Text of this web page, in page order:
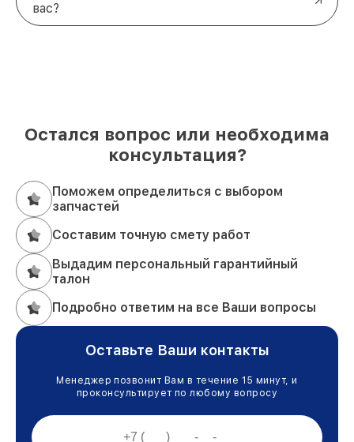
вас?
Остался вопрос или необходима
консультация?
Поможем определиться с выбором
запчастей
Составим точную смету работ
Выдадим персональный гарантийный
талон
Подробно ответим на все Ваши вопросы
Оставьте Ваши контакты
Менеджер позвонит Вам в течение 15 минут, и
проконсультирует по любому вопросу